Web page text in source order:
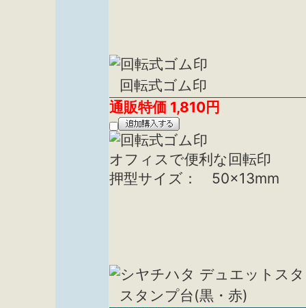
回転式ゴム印
通販特価 1,810円
オフィスで便利な回転印
押型サイズ： 50×13mm
スタンプ台(黒・赤)